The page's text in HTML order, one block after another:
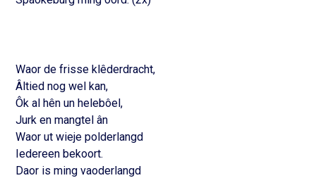
Waor de frisse klêderdracht,
Âltied nog wel kan,
Ôk al hên un helebôel,
Jurk en mangtel ân
Waor ut wieje polderlangd
Iedereen bekoort.
Daor is ming vaoderlangd